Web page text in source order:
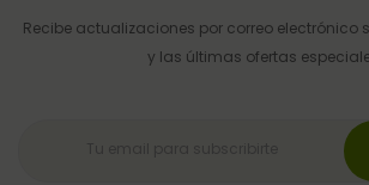
Recibe actualizaciones por correo electrónico
y las últimas ofertas